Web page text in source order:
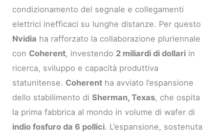
condizionamento del segnale e collegamenti
elettrici inefficaci su lunghe distanze. Per questo
Nvidia ha rafforzato la collaborazione pluriennale
con Coherent, investendo 2 miliardi di dollari in
ricerca, sviluppo e capacità produttiva
statunitense. Coherent ha avviato l’espansione
dello stabilimento diSherman, Texas, che ospita
la prima fabbrica al mondo in volume di wafer di
indio fosfuro da 6 pollici. L’espansione, sostenuta